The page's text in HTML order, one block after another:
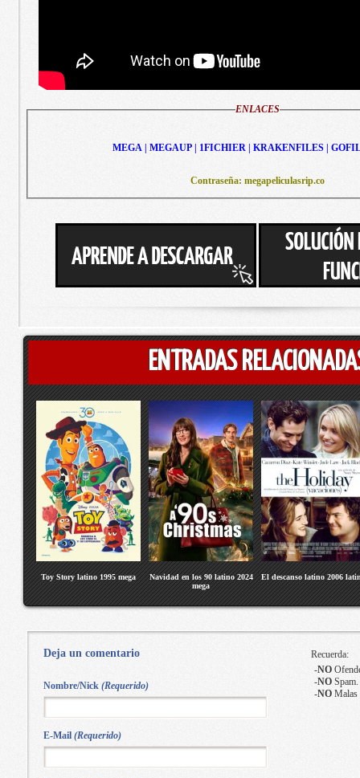
ENLACES
MEGA | MEGAUP | 1FICHIER | KRAKENFILES |
Contraseña: megapeliculasrip.co
ENTRADAS
Toy Story latino 1995 mega
Navidad en los 90 latino 2024
mega
El descanso latino 2006
Deja un comentario
Recuerda:
-NO
-NOSpam.
-NOMalas
Nombre/Nick (Requerido)
E-Mail (Requerido)